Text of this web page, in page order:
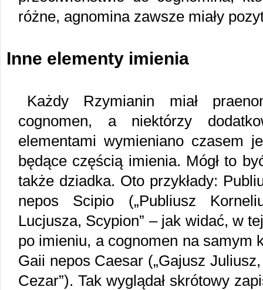
różne, agnomina zawsze miały
Inne elementy imienia
Każdy Rzymianin miał
cognomen, a niektórzy
elementami wymieniano czasem
będące częścią imienia. Mógł to
także dziadka. Oto przykłady:
nepos Scipio („Publiusz
Lucjusza, Scypion” – jak widać, w
po imieniu, a cognomen na samym
Gaii nepos Caesar („Gajusz
Cezar”). Tak wyglądał skrótowy